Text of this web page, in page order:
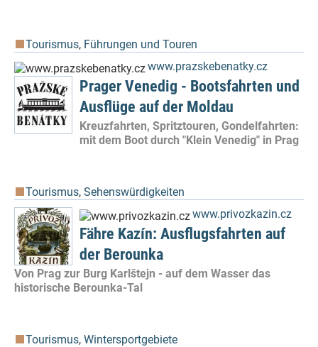
Tourismus, Führungen und Touren
www.prazskebenatky.cz
Prager Venedig - Bootsfahrten und
Ausflüge auf der Moldau
Kreuzfahrten, Spritztouren, Gondelfahrten:
mit dem Boot durch "Klein Venedig" in Prag
Tourismus, Sehenswürdigkeiten
www.privozkazin.cz
Fähre Kazín: Ausflugsfahrten auf
der Berounka
Von Prag zur Burg Karlštejn - auf dem Wasser das
historische Berounka-Tal
Tourismus, Wintersportgebiete